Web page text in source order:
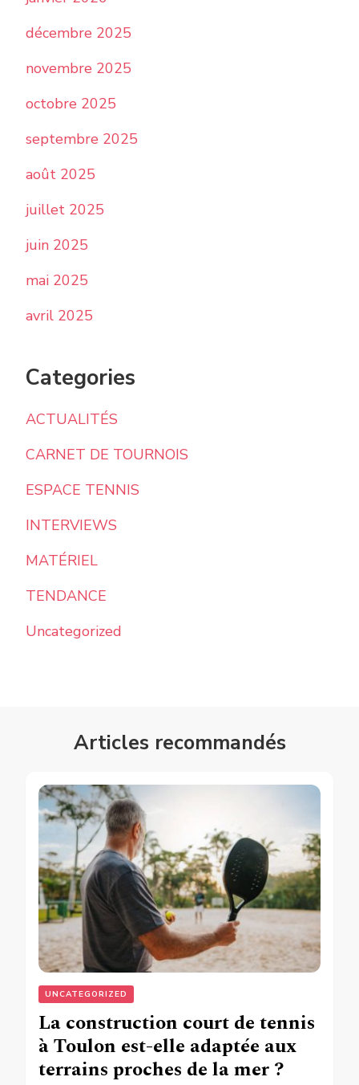
décembre 2025
novembre 2025
octobre 2025
septembre 2025
août 2025
juillet 2025
juin 2025
mai 2025
avril 2025
Categories
ACTUALITÉS
CARNET DE TOURNOIS
ESPACE TENNIS
INTERVIEWS
MATÉRIEL
TENDANCE
Uncategorized
Articles recommandés
UNCATEGORIZED
La construction court de tennis
à Toulon est-elle adaptée aux
terrains proches de la mer ?